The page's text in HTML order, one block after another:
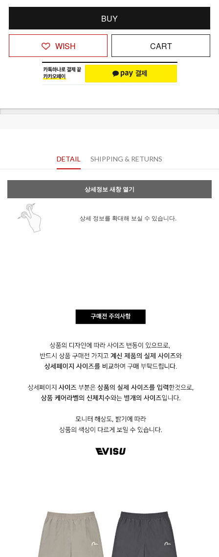
BUY
WISH CART
DETAIL SHIPPING & RETURNS
상세정보 새창 열기
상세 정보를 확대해 보실 수 있습니다.